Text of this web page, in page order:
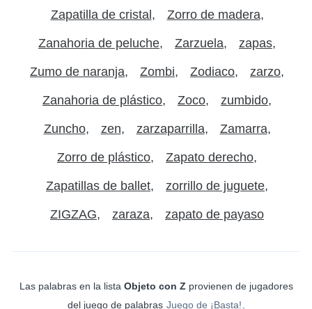
Zapatilla de cristal Zorro de madera
Zanahoria de peluche Zarzuela zapas
Zumo de naranja Zombi Zodiaco zarzo
Zanahoria de plástico Zoco zumbido
Zuncho zen zarzaparrilla Zamarra
Zorro de plástico Zapato derecho
Zapatillas de ballet zorrillo de juguete
ZIGZAG zaraza zapato de payaso
Las palabras en la lista Objeto con Z provienen de jugadores
del juego de palabras Juego de ¡Basta!